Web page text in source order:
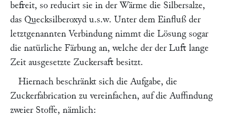
befreit, so reducirt sie in der Wärme die Silbersalze,
das Quecksilberoxyd u.s.w. Unter dem Einfluß der
letztgenannten Verbindung nimmt die Lösung sogar
die natürliche Färbung an, welche der der Luft lange
Zeit ausgesetzte Zuckersaft besitzt.
Hiernach beschränkt sich die Aufgabe, die
Zuckerfabrication zu vereinfachen, auf die Auffindung
zweier Stoffe, nämlich: